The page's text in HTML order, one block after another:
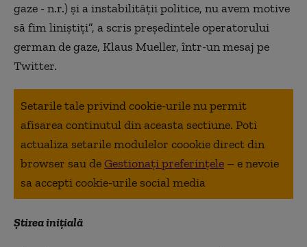
gaze - n.r.) și a instabilității politice, nu avem motive
să fim liniștiți”, a scris președintele operatorului
german de gaze, Klaus Mueller, într-un mesaj pe
Twitter.
Setarile tale privind cookie-urile nu permit
afisarea continutul din aceasta sectiune. Poti
actualiza setarile modulelor coookie direct din
browser sau deGestionați preferințele – e nevoie
sa accepti cookie-urile social media
Știrea inițială